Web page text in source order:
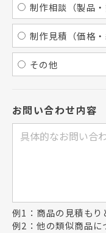
制作相談（製品
制作見積（価格・
その他
お問い合わせ内容
例1：商品の見積もり
例2：他の類似商品に